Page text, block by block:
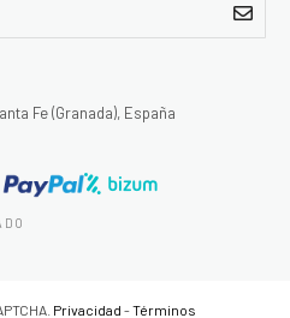
Fe (Granada), España
Privacidad -Términos